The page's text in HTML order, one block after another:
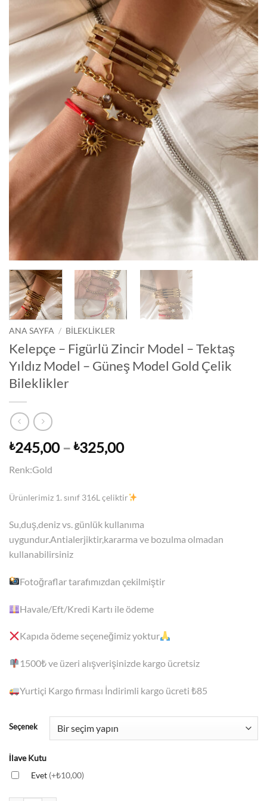
ANA SAYFA / BİLEKLİKLER
Kelepçe – Figürlü Zincir Model – Tektaş
Yıldız Model – Güneş Model Gold Çelik
Bileklikler
₺245,00 – ₺325,00Fiyat
₺325,00
Renk:Gold
Ürünlerimiz 1. sınıf 316L çeliktir
Su,duş,deniz vs. günlük kullanıma
uygundur.Antialerjiktir,kararma ve bozulma olmadan
kullanabilirsiniz
Fotoğraflar tarafımızdan çekilmiştir
Havale/Eft/Kredi Kartı ile ödeme
Kapıda ödeme seçeneğimiz yoktur
1500₺ve üzeri alışverişinizde kargo ücretsiz
Yurtiçi Kargo firması İndirimli kargo ücreti ₺85
Seçenek
İlave Kutu
Evet (+₺10,00)